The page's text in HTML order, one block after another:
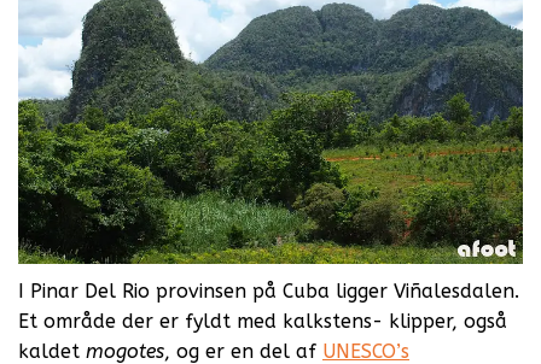
I Pinar Del Rio provinsen på Cuba ligger Viñalesdalen.
Et område der er fyldt med kalkstens- klipper, også
kaldet mogotes, og er en del af UNESCO’s